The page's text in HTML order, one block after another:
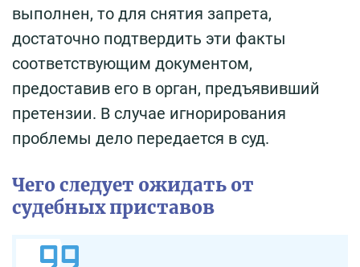
выполнен, то для снятия запрета,
достаточно подтвердить эти факты
соответствующим документом,
предоставив его в орган, предъявивший
претензии. В случае игнорирования
проблемы дело передается в суд.
Чего следует ожидать от
судебных приставов